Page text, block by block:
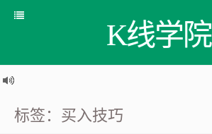
K线学院
标签：买入技巧